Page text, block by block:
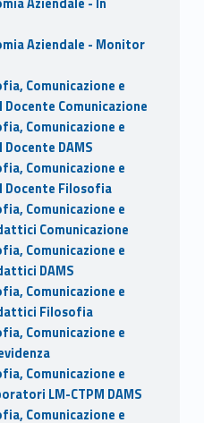
Aziendale - Monitor
Comunicazione e
Comunicazione
Comunicazione e
DAMS
Comunicazione e
Docente Filosofia
Comunicazione e
Comunicazione
Comunicazione e
DAMS
Comunicazione e
Filosofia
Comunicazione e
Comunicazione e
LM-CTPM DAMS
Comunicazione e